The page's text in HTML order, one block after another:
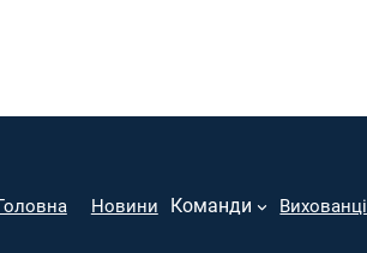
Новини Команди Вихованці